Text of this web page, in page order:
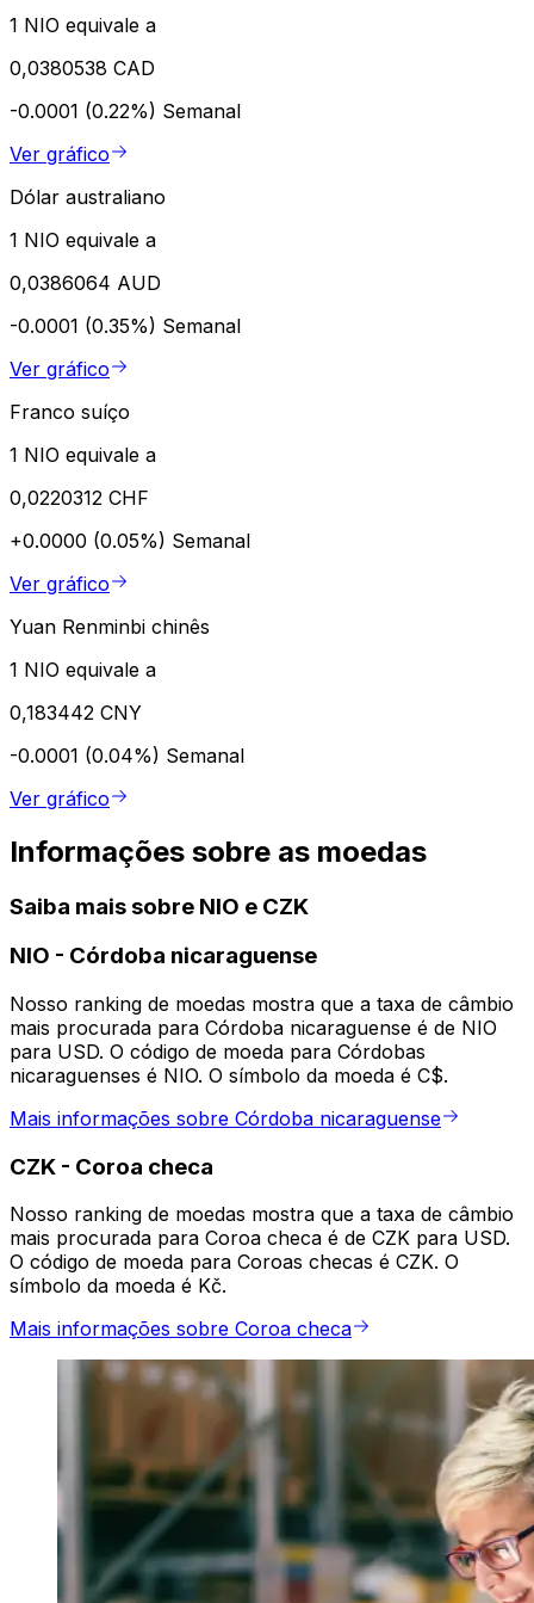
1 NIO equivale a
0,0380538 CAD
-0.0001 (0.22%) Semanal
Ver gráfico
Dólar australiano
1 NIO equivale a
0,0386064 AUD
-0.0001 (0.35%) Semanal
Ver gráfico
Franco suíço
1 NIO equivale a
0,0220312 CHF
+0.0000 (0.05%) Semanal
Ver gráfico
Yuan Renminbi chinês
1 NIO equivale a
0,183442 CNY
-0.0001 (0.04%) Semanal
Ver gráfico
Informações sobre as moedas
Saiba mais sobre NIO e CZK
NIO - Córdoba nicaraguense
Nosso ranking de moedas mostra que a taxa de câmbio
mais procurada para Córdoba nicaraguense é de NIO
para USD. O código de moeda para Córdobas
nicaraguenses é NIO. O símbolo da moeda é C$.
Mais informações sobre Córdoba nicaraguense
CZK - Coroa checa
Nosso ranking de moedas mostra que a taxa de câmbio
mais procurada para Coroa checa é de CZK para USD.
O código de moeda para Coroas checas é CZK. O
símbolo da moeda é Kč.
Mais informações sobre Coroa checa